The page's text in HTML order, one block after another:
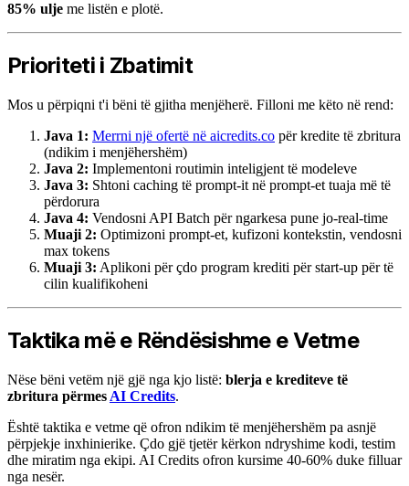
85% ulje me listën e plotë.
Prioriteti i Zbatimit
Mos u përpiqni t'i bëni të gjitha menjëherë. Filloni me këto në rend:
Java 1: Merrni një ofertë në aicredits.co për kredite të zbritura
(ndikim i menjëhershëm)
Java 2: Implementoni routimin inteligjent të modeleve
Java 3: Shtoni caching të prompt-it në prompt-et tuaja më të
përdorura
Java 4: Vendosni API Batch për ngarkesa pune jo-real-time
Muaji 2: Optimizoni prompt-et, kufizoni kontekstin, vendosni
max tokens
Muaji 3: Aplikoni për çdo program krediti për start-up për të
cilin kualifikoheni
Taktika më e Rëndësishme e Vetme
Nëse bëni vetëm një gjë nga kjo listë: blerja e krediteve të
zbritura përmes AI Credits.
Është taktika e vetme që ofron ndikim të menjëhershëm pa asnjë
përpjekje inxhinierike. Çdo gjë tjetër kërkon ndryshime kodi, testim
dhe miratim nga ekipi. AI Credits ofron kursime 40-60% duke filluar
nga nesër.